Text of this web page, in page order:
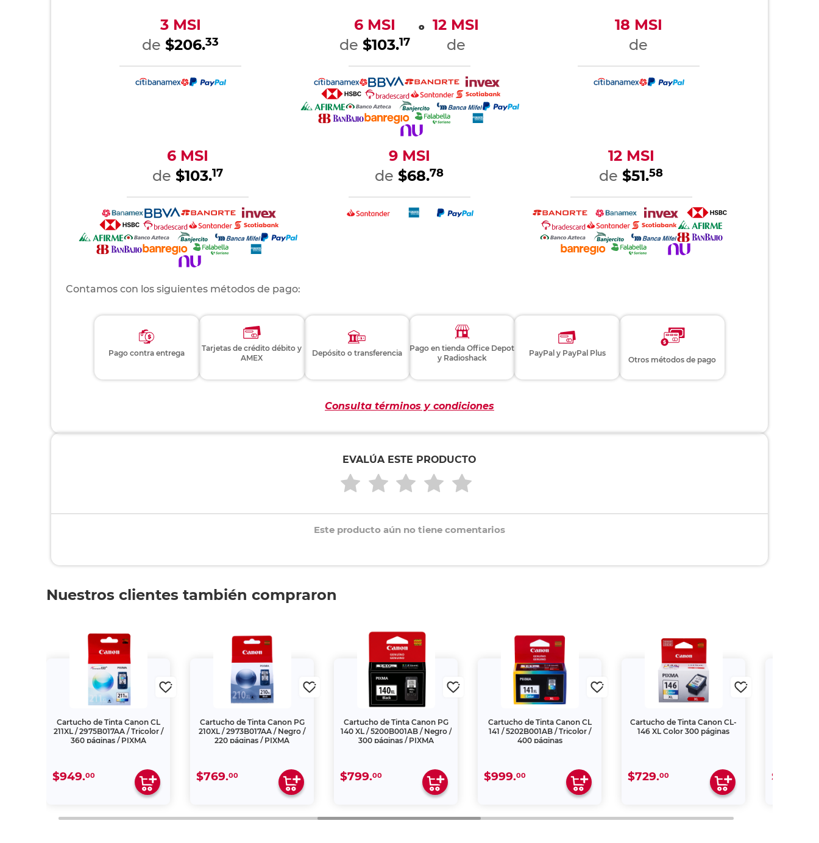
3 MSI
de $206.33
6 MSI
de $103.17
o
12 MSI
de
18 MSI
de
6 MSI
de $103.17
9 MSI
de $68.78
12 MSI
de $51.58
Contamos con los siguientes métodos de pago:
Pago contra entrega
Tarjetas de crédito débito y
AMEX
Depósito o transferencia
Pago en tienda Office Depot
y Radioshack
PayPal y PayPal Plus
Otros métodos de pago
Consulta términos y condiciones
EVALÚA ESTE PRODUCTO
Este producto aún no tiene comentarios
Nuestros clientes también compraron
Cartucho de Tinta Canon CL
211XL / 2975B017AA / Tricolor /
360 páginas / PIXMA
$949.00
Cartucho de Tinta Canon PG
210XL / 2973B017AA / Negro /
220 páginas / PIXMA
$769.00
Cartucho de Tinta Canon PG
140 XL / 5200B001AB / Negro /
300 páginas / PIXMA
$799.00
Cartucho de Tinta Canon CL
141 / 5202B001AB / Tricolor /
400 páginas
$999.00
Cartucho de Tinta Canon CL-
146 XL Color 300 páginas
$729.00 $599.